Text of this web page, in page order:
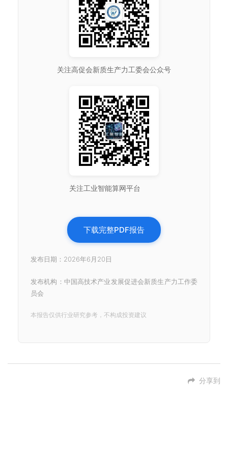
关注高促会新质生产力工委会公众号
关注工业智能算网平台
下载完整PDF报告
发布日期：2026年6月20日
发布机构：中国高技术产业发展促进会新质生产力工作委
员会
本报告仅供行业研究参考，不构成投资建议
分享到